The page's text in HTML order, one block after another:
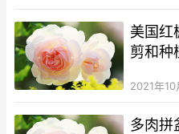
美国红
剪和种
2021年10
多肉拼